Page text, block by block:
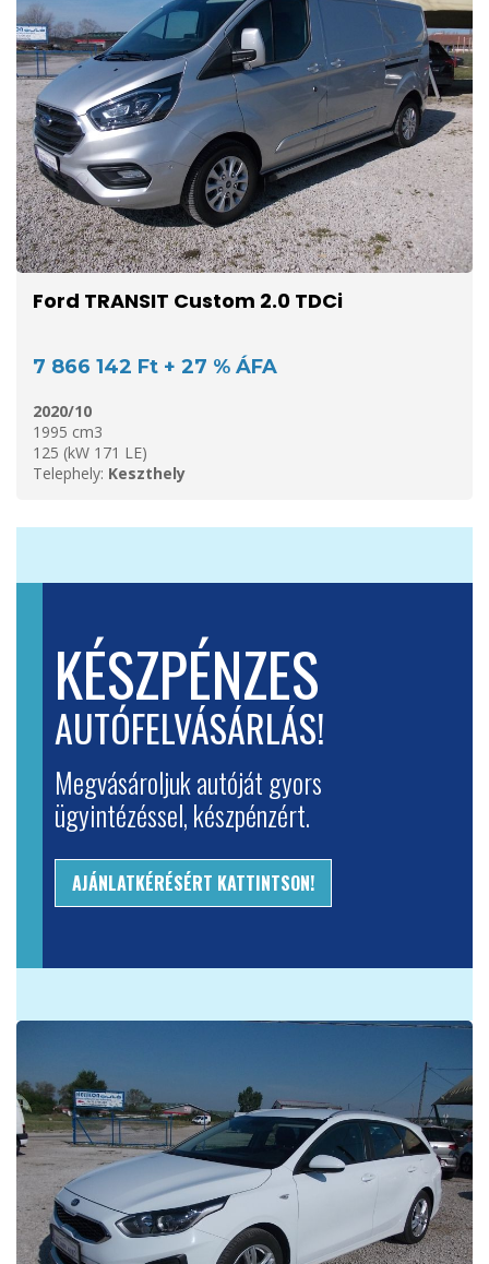
Ford TRANSIT Custom 2.0 TDCi
7 866 142 Ft + 27 % ÁFA
2020/10
1995 cm3
125 (kW 171 LE)
Telephely: Keszthely
KÉSZPÉNZES
AUTÓFELVÁSÁRLÁS!
Megvásároljuk autóját gyors
ügyintézéssel, készpénzért.
AJÁNLATKÉRÉSÉRT KATTINTSON!